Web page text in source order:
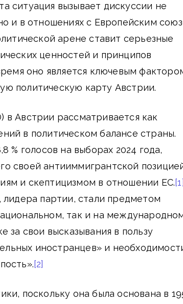
ситуация вызывает дискуссии не
и в отношениях с Европейским
арене ставит серьезные
ценностей и принципов
оно является ключевым
политическую карту Австрии.
Австрии рассматривается как
в политическом балансе страны.
% голосов на выборах 2024 года,
своей антииммигрантской
и скептицизмом в отношении ЕС.
партии, стали предметом
так и на
за свои высказывания в пользу
иностранцев» и
[2]
поскольку она была основана в